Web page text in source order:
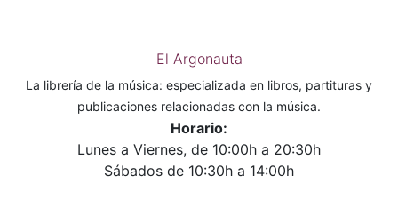
El Argonauta
La librería de la música: especializada en libros, partituras y
publicaciones relacionadas con la música.
Horario:
Lunes a Viernes, de 10:00h a 20:30h
Sábados de 10:30h a 14:00h